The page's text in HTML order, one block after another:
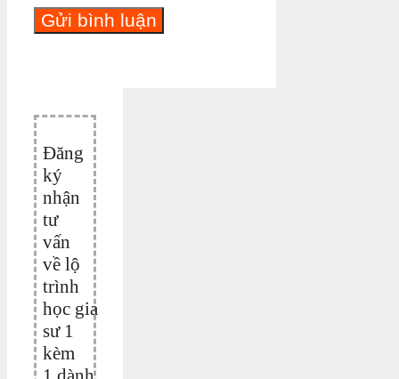
Đăng
ký
nhận
tư
vấn
về lộ
trình
học gia
sư 1
kèm